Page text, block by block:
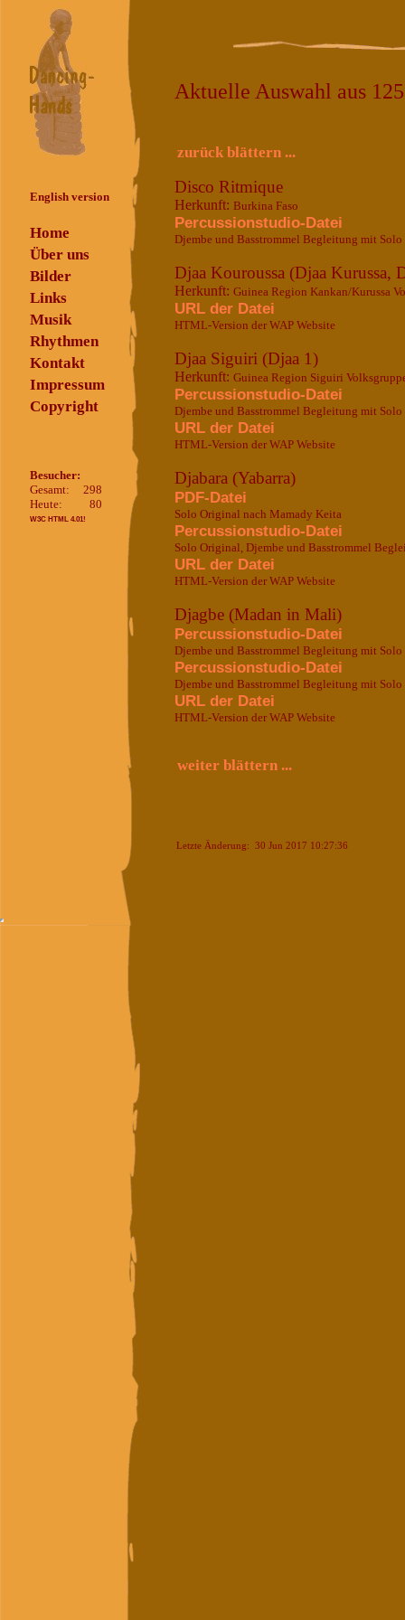
English version
Home
Über uns
Bilder
Links
Musik
Rhythmen
Kontakt
Impressum
Copyright
Besucher:
Gesamt:
298
Heute:
80
W3C HTML 4.01!
Aktuelle Auswahl aus
zurück blättern ...
Disco Ritmique
Herkunft: Burkina Faso
Percussionstudio-Datei
Djembe und Basstrommel Begleitung mit
Djaa Kouroussa (Djaa Kurussa,
Herkunft: Guinea Region Kankan/Kurussa
URL der Datei
HTML-Version der WAP Website
Djaa Siguiri (Djaa 1)
Herkunft: Guinea Region Siguiri
Percussionstudio-Datei
Djembe und Basstrommel Begleitung mit Solo
URL der Datei
HTML-Version der WAP Website
Djabara (Yabarra)
PDF-Datei
Solo Original nach Mamady Keita
Percussionstudio-Datei
Solo Original, Djembe und Basstrommel
URL der Datei
HTML-Version der WAP Website
Djagbe (Madan in Mali)
Percussionstudio-Datei
Djembe und Basstrommel Begleitung mit
Percussionstudio-Datei
Djembe und Basstrommel Begleitung mit Solo
URL der Datei
HTML-Version der WAP Website
weiter blättern ...
Letzte Änderung: 30 Jun 2017 10:27:36